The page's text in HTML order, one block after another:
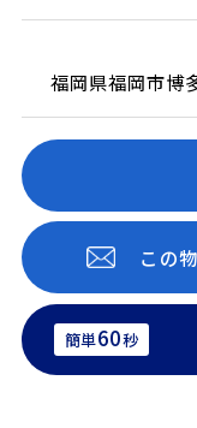
福岡県福岡市博
この
簡単60秒